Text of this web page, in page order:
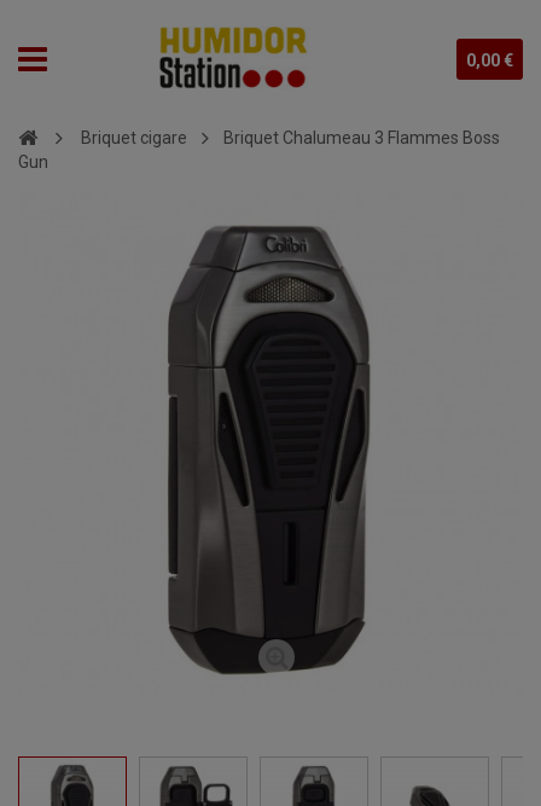
0,00 €
Briquet cigare
Briquet Chalumeau 3 Flammes Boss
Gun